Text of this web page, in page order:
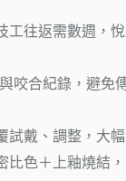
工往返需數週，
咬合紀錄，避免
試戴、調整，大
比色＋上釉燒結